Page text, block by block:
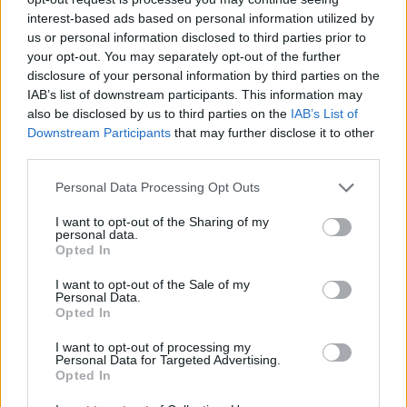
interest-based ads based on personal information utilized by
us or personal information disclosed to third parties prior to
your opt-out. You may separately opt-out of the further
disclosure of your personal information by third parties on the
IAB’s list of downstream participants. This information may
also be disclosed by us to third parties on the IAB’s List of
Downstream Participants that may further disclose it to other
Personal Data Processing Opt Outs
I want to opt-out of the Sharing of my
personal data.
Opted In
I want to opt-out of the Sale of my
Personal Data.
Opted In
I want to opt-out of processing my
Personal Data for Targeted Advertising.
Opted In
las 18:25, 18:45, 19:00 y 19:15, como horas
recomendadas para llegar con tiempo suficiente al
pabellón, a la vez que se encuentran operativas la Línea
44 (Santa Catalina-Isla Perdida), que cuenta con
parada en el Estadio (Hoya de la Gallina) en sentido ida y
en la Avenida Pintor Felo Monzón (frente Hipercor) en
sentido vuelta; y la Línea 45 (Santa Catalina-Hoya
Andrea), que tiene parada en la Avenida Pintor Felo
Monzón, 37 (ida) y frente a Hipercor (sentido Ciudad
‘Baloncesto’, se puede tomar la Línea 91, que dispone de
parada en el centro comercial Siete Palmas. Esta línea,
salidas recomendadas para asistir al partido a las 18:30,
18:42, 18:55, 19:07 y 19:20 horas; al tiempo que desde la
terminal del Intercambiador de Tamaraceite parte a las
encuentran disponibles en la sección
Tu líneade la
página web guaguas.com.